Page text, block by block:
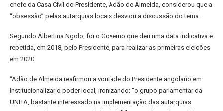
chefe da Casa Civil do Presidente, Adão de Almeida, considerou que a
“obsessão” pelas autarquias locais desviou a discussão do tema.
Segundo Albertina Ngolo, foi o Governo que deu uma data indicativa e
repetida, em 2018, pelo Presidente, para realizar as primeiras eleições
em 2020.
“Adão de Almeida reafirmou a vontade do Presidente angolano em
institucionalizar o poder local, ironizando: “o grupo parlamentar da
UNITA, bastante interessado na implementação das autarquias